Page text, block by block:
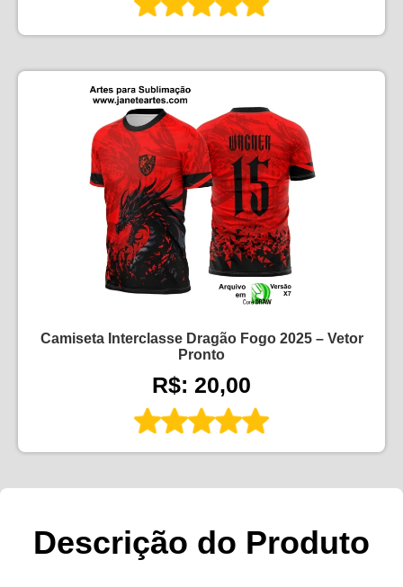
Camiseta Interclasse Dragão Fogo 2025 – Vetor
Pronto
R$: 20,00
Descrição do Produto